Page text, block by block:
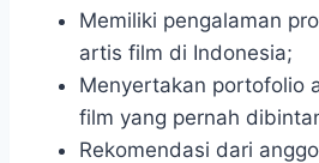
Memiliki pengalaman
artis film di Indonesia;
Menyertakan portofolio
film yang pernah
Rekomendasi dari